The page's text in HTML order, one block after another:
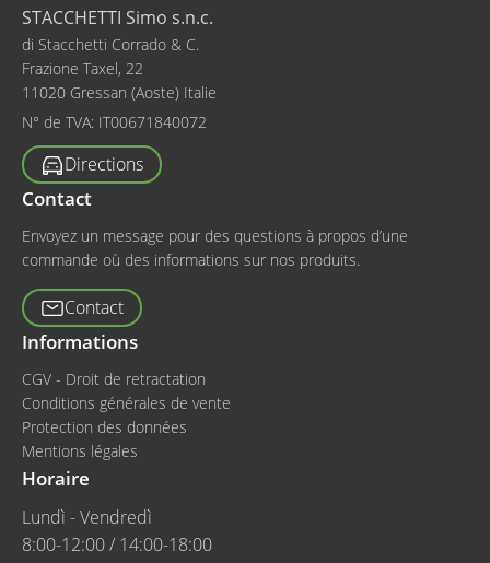
STACCHETTI Simo s.n.c.
di Stacchetti Corrado & C.
Frazione Taxel, 22
11020 Gressan (Aoste) Italie
N° de TVA: IT00671840072
Directions
Contact
Envoyez un message pour des questions à propos d’une
commande où des informations sur nos produits.
Contact
Informations
CGV - Droit de retractation
Conditions générales de vente
Protection des données
Mentions légales
Horaire
Lundì - Vendredì
8:00-12:00 / 14:00-18:00